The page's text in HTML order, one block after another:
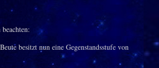
besitzt nun eine Gegenstandsstufe von